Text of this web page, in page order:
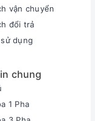
vận chuyển
đổi trả
dụng
chung
1 Pha